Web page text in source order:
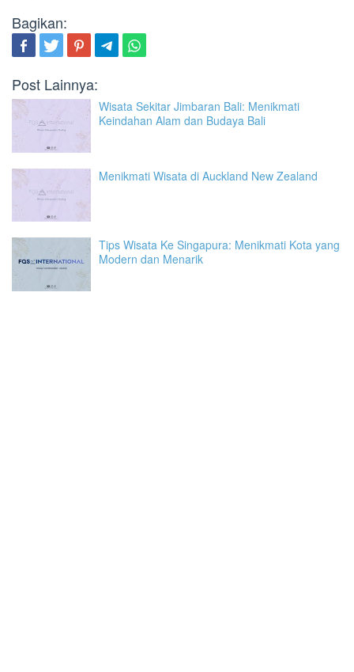
Bagikan:
Post Lainnya:
Wisata Sekitar Jimbaran Bali: Menikmati
Keindahan Alam dan Budaya Bali
Menikmati Wisata di Auckland New Zealand
Tips Wisata Ke Singapura: Menikmati Kota yang
Modern dan Menarik